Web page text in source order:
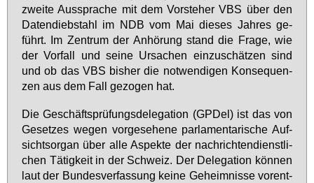
zwei­te Aus­spra­che mit dem Vor­ste­her VBS über den
Da­ten­dieb­stahl im NDB vom Mai die­ses Jah­res ge­
führt. Im Zen­trum der An­hö­rung stand die Fra­ge, wie
der Vor­fall und sei­ne Ur­sa­chen ein­zu­schät­zen sind
und ob das VBS bis­her die not­wen­di­gen Kon­se­quen­
zen aus dem Fall ge­zo­gen hat.
Die Ge­schäfts­prü­fungs­de­le­ga­ti­on (GPDel) ist das von
Ge­set­zes we­gen vor­ge­se­he­ne par­la­men­ta­ri­sche Auf­
sichts­or­gan über al­le As­pek­te der nach­rich­ten­dienst­li­
chen Tä­tig­keit in der Schweiz. Der De­le­ga­ti­on kön­nen
laut der Bun­des­ver­fas­sung kei­ne Ge­heim­nis­se vor­ent­